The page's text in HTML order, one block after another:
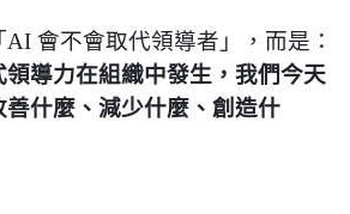
AI 會不會取代領導者」，而是：
領導力在組織中發生，我們今天
什麼、減少什麼、創造什